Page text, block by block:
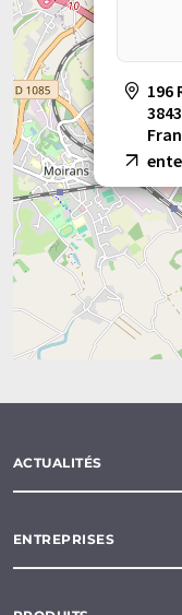
de lecteurs de disques.
Note: Cet article a été
informatique sans
ces traductions
éventail de
traduit avec
contienne des erreurs
grammaire. L'article
196
ACTUALITÉS
ENTREPRISES